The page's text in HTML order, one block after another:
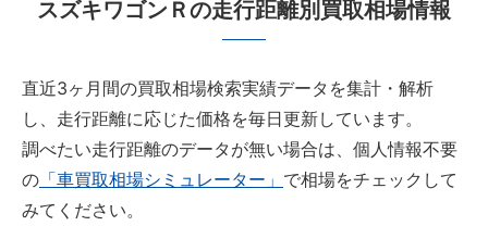
スズキワゴンＲの走行距離別買取相場情報
直近3ヶ月間の買取相場検索実績データを集計・解析
し、走行距離に応じた価格を毎日更新しています。
調べたい走行距離のデータが無い場合は、個人情報不要
の 「車買取相場シミュレーター」 で相場をチェックして
みてください。